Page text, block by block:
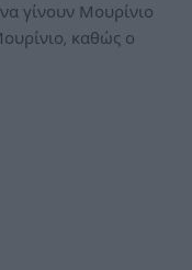
γίνουν Μουρίνιο
καθώς ο